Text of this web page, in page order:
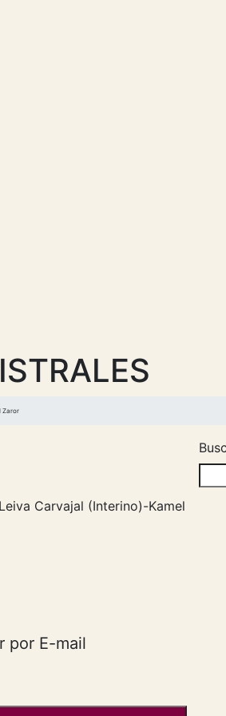
Zaror
Carvajal (Interino)-Kamel
por E-mail